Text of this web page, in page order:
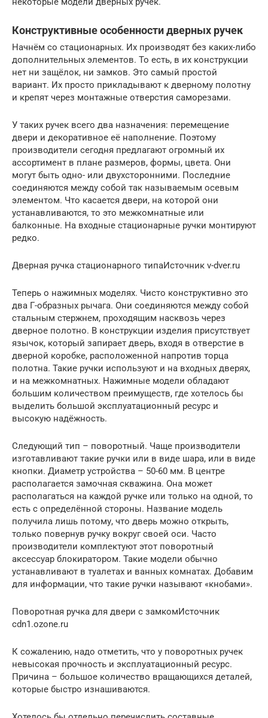
Конструктивные особенности дверных ручек
Начнём со стационарных. Их производят без каких-либо
дополнительных элементов. То есть, в их конструкции
нет ни защёлок, ни замков. Это самый простой
вариант. Их просто прикладывают к дверному полотну
и крепят через монтажные отверстия саморезами.
У таких ручек всего два назначения: перемещение
двери и декоративное её наполнение. Поэтому
производители сегодня предлагают огромный их
ассортимент в плане размеров, формы, цвета. Они
могут быть одно- или двухсторонними. Последние
соединяются между собой так называемым осевым
элементом. Что касается двери, на которой они
устанавливаются, то это межкомнатные или
балконные. На входные стационарные ручки монтируют
редко.
Дверная ручка стационарного типаИсточник v-dver.ru
Теперь о нажимных моделях. Чисто конструктивно это
два Г-образных рычага. Они соединяются между собой
стальным стержнем, проходящим насквозь через
дверное полотно. В конструкции изделия присутствует
язычок, который запирает дверь, входя в отверстие в
дверной коробке, расположенной напротив торца
полотна. Такие ручки используют и на входных дверях,
и на межкомнатных. Нажимные модели обладают
большим количеством преимуществ, где хотелось бы
выделить большой эксплуатационный ресурс и
высокую надёжность.
Следующий тип – поворотный. Чаще производители
изготавливают такие ручки или в виде шара, или в виде
кнопки. Диаметр устройства – 50-60 мм. В центре
располагается замочная скважина. Она может
располагаться на каждой ручке или только на одной, то
есть с определённой стороны. Название модель
получила лишь потому, что дверь можно открыть,
только повернув ручку вокруг своей оси. Часто
производители комплектуют этот поворотный
аксессуар блокиратором. Такие модели обычно
устанавливают в туалетах и ванных комнатах. Добавим
для информации, что такие ручки называют «кнобами».
Поворотная ручка для двери с замкомИсточник
cdn1.ozone.ru
К сожалению, надо отметить, что у поворотных ручек
невысокая прочность и эксплуатационный ресурс.
Причина – большое количество вращающихся деталей,
которые быстро изнашиваются.